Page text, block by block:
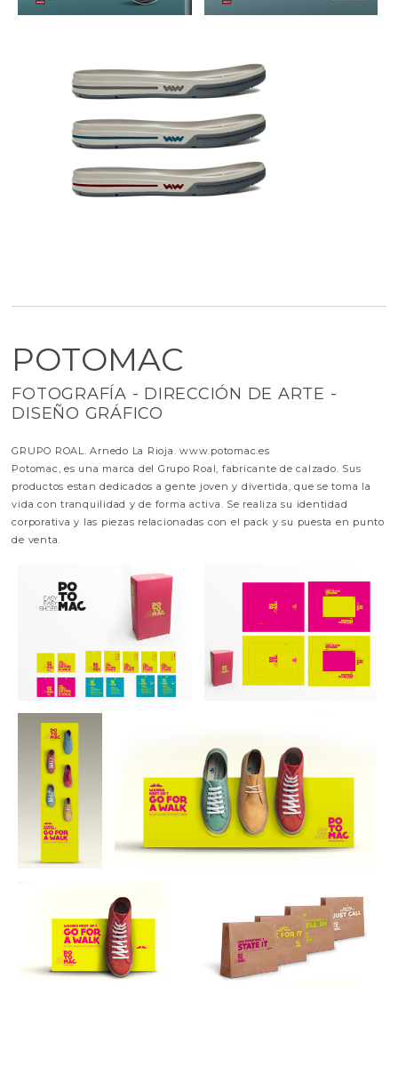
POTOMAC
FOTOGRAFÍA - DIRECCIÓN DE ARTE -
DISEÑO GRÁFICO
GRUPO ROAL. Arnedo La Rioja. www.potomac.es
Potomac, es una marca del Grupo Roal, fabricante de calzado. Sus
productos estan dedicados a gente joven y divertida, que se toma la
vida con tranquilidad y de forma activa. Se realiza su identidad
corporativa y las piezas relacionadas con el pack y su puesta en punto
de venta.